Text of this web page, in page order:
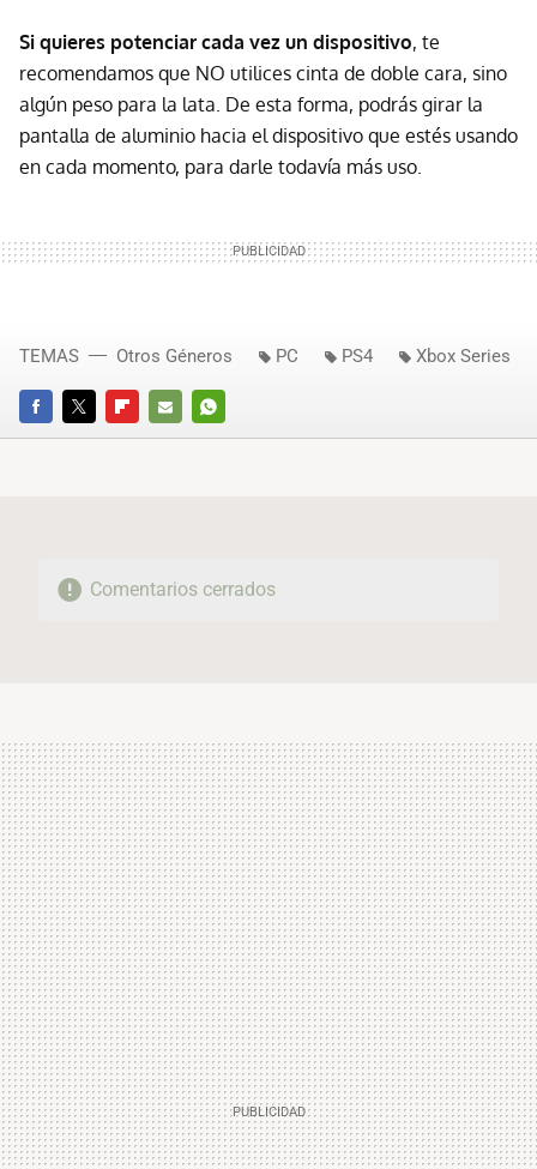
Si quieres potenciar cada vez un dispositivo, te
recomendamos que NO utilices cinta de doble cara, sino
algún peso para la lata. De esta forma, podrás girar la
pantalla de aluminio hacia el dispositivo que estés usando
en cada momento, para darle todavía más uso.
FACEBOOKTWITTERFLIPBOARD
E-
WHATSAPP
TEMAS Otros Géneros PC PS4 Xbox Series
Comentarios cerrados